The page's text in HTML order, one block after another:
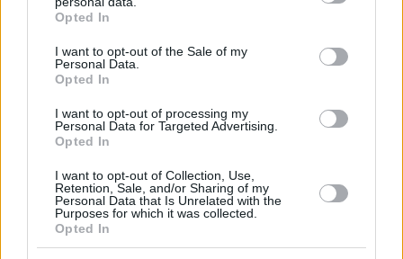
grant or deny consent to Google and its third-party tags to
use your data for below specified purposes in below Google
consent section.
Opted In
I want to opt-out of the Sale of my
Personal Data.
Opted In
I want to opt-out of processing my
Personal Data for Targeted Advertising.
Opted In
I want to opt-out of Collection, Use,
Retention, Sale, and/or Sharing of my
Personal Data that Is Unrelated with the
Purposes for which it was collected.
Opted In
για το «τέλος» τους
23.06.2020, 13:31
Thema Insights